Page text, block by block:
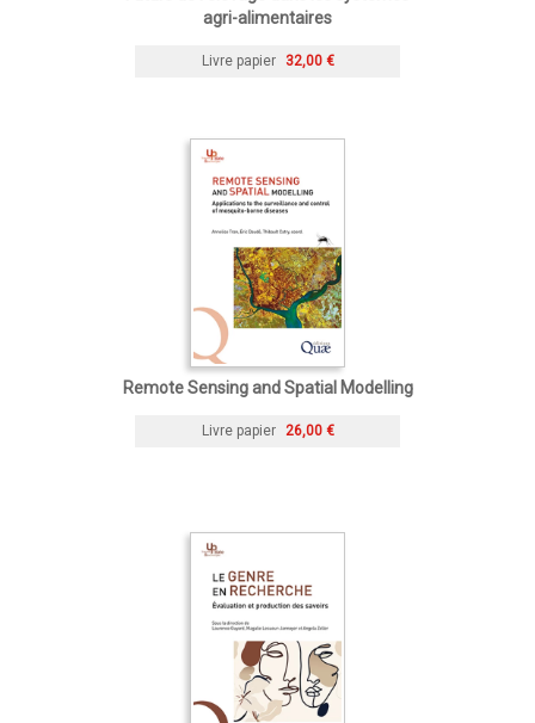
agri-alimentaires
Livre papier 32,00 €
Remote Sensing and Spatial Modelling
Livre papier 26,00 €